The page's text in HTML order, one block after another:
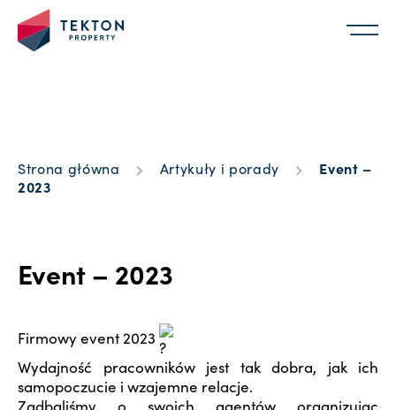
Strona główna Artykuły i porady
Event –
2023
Event – 2023
Firmowy event 2023
Wydajność pracowników jest tak dobra, jak ich
samopoczucie i wzajemne relacje.
Zadbaliśmy o swoich agentów organizując